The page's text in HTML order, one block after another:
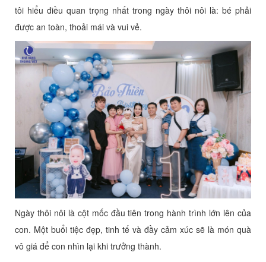
tôi hiểu điều quan trọng nhất trong ngày thôi nôi là: bé phải
được an toàn, thoải mái và vui vẻ.
Ngày thôi nôi là cột mốc đầu tiên trong hành trình lớn lên của
con. Một buổi tiệc đẹp, tinh tế và đầy cảm xúc sẽ là món quà
vô giá để con nhìn lại khi trưởng thành.